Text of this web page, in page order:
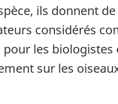
ils donnent
considérés
les
sur les